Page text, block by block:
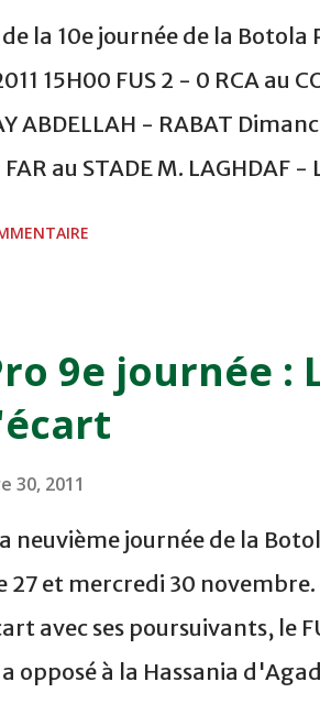
la 10e journée de la Botola
15H00 FUS 2 - 0 RCA au
ABDELLAH - RABAT
au STADE M. LAGHDAF -
DE FES - FES WAC -
de la CAF COMPLEXE
9e journée :
30, 2011
neuvième journée de la
27 et mercredi 30
avec ses poursuivants, le
opposé à la Hassania